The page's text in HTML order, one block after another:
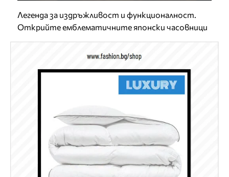
Легенда за издръжливост и функционалност.
Открийте емблематичните японски часовници